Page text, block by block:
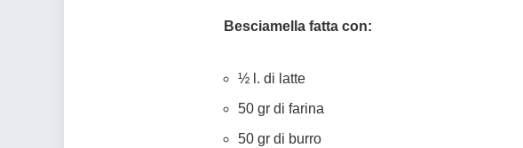
Besciamella fatta con:
½ l. di latte
50 gr di farina
50 gr di burro